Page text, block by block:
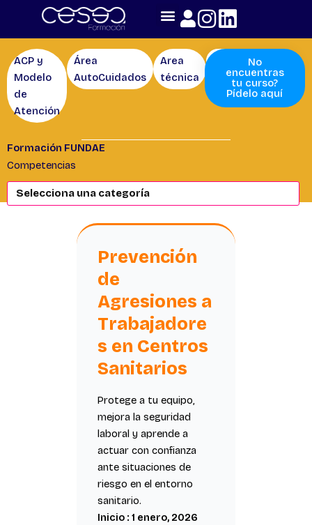
content
ACP y
Modelo
de
Atención
Área
AutoCuidados
Area
técnica
Competencias
No
encuentras
tu curso?
Pídelo aquí
Formación FUNDAE
Competencias
Prevención
de
Agresiones a
Trabajadore
s en Centros
Sanitarios
Protege a tu equipo,
mejora la seguridad
laboral y aprende a
actuar con confianza
ante situaciones de
riesgo en el entorno
sanitario.
Inicio : 1 enero, 2026